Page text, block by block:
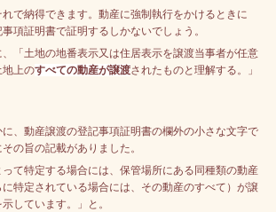
で納得できます。動産に強制執行をかけるときに
項証明書で証明するしかないでしょう。
「土地の地番表示又は住居表示を譲渡当事者が任意
地上のすべての動産が譲渡されたものと理解する。」
、動産譲渡の登記事項証明書の欄外の小さな文字で
の旨の記載がありました。
て特定する場合には、保管場所にある同種類の動産
特定されている場合には、その動産のすべて）が譲
しています。」と。